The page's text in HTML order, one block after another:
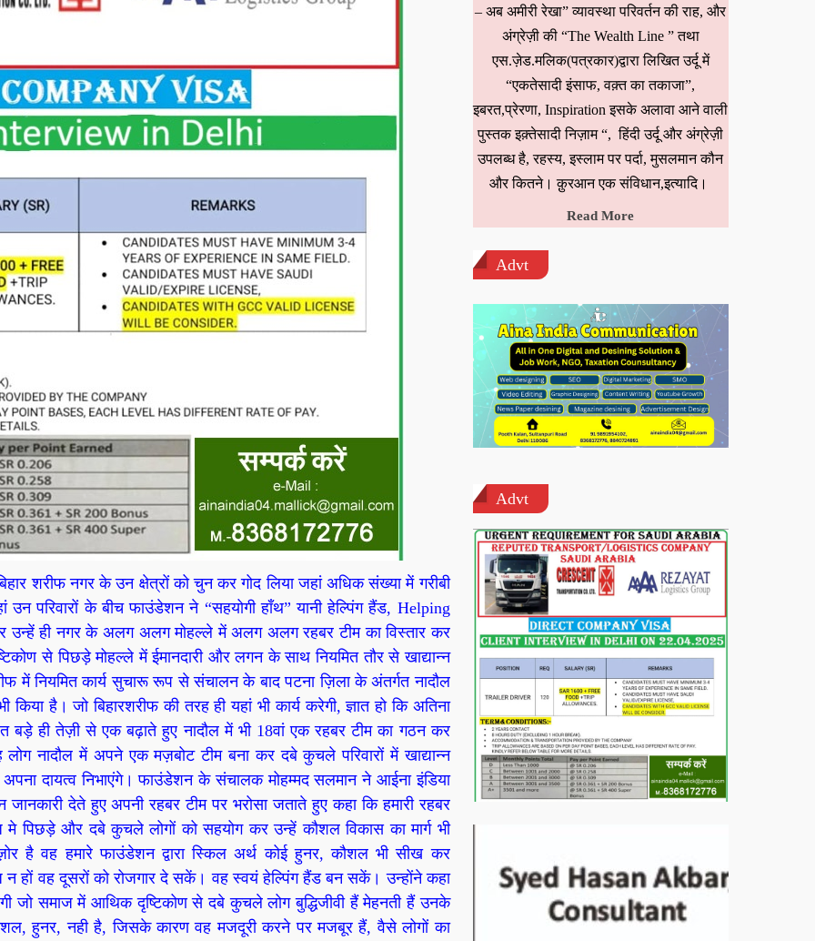
शरीफ नगर के उन क्षेत्रों को चुन कर गोद लिया जहां अधिक संख्या में गरीबी
परिवारों के बीच फाउंडेशन ने “सहयोगी हाँथ” यानी हेल्पिंग हैंड, Helping
उन्हें ही नगर के अलग अलग मोहल्ले में अलग अलग रहबर टीम का विस्तार कर
से पिछड़े मोहल्ले में ईमानदारी और लगन के साथ नियमित तौर से खाद्यान्न
में नियमित कार्य सुचारू रूप से संचालन के बाद पटना ज़िला के अंतर्गत नादौल
है। जो बिहारशरीफ की तरह ही यहां भी कार्य करेगी, ज्ञात हो कि अतिना
बड़े ही तेज़ी से एक बढ़ाते हुए नादौल में भी 18वां एक रहबर टीम का गठन कर
नादौल में अपने एक मज़बोट टीम बना कर दबे कुचले परिवारों में खाद्यान्न
दायत्व निभाएंगे। फाउंडेशन के संचालक मोहम्मद सलमान ने आईना इंडिया
देते हुए अपनी रहबर टीम पर भरोसा जताते हुए कहा कि हमारी रहबर
मे पिछड़े और दबे कुचले लोगों को सहयोग कर उन्हें कौशल विकास का मार्ग भी
है वह हमारे फाउंडेशन द्वारा स्किल अर्थ कोई हुनर, कौशल भी सीख कर
न हों वह दूसरों को रोजगार दे सकें। वह स्वयं हेल्पिंग हैंड बन सकें। उन्होंने कहा
जो समाज में आथिक दृष्टिकोण से दबे कुचले लोग बुद्धिजीवी हैं मेहनती हैं उनके
हुनर, नही है, जिसके कारण वह मजदूरी करने पर मजबूर हैं, वैसे लोगों का
– अब अमीरी रेखा” व्यावस्था परिवर्तन की राह, और
अंग्रेज़ी की “The Wealth Line ” तथा
एस.ज़ेड.मलिक(पत्रकार)द्वारा लिखित उर्दू में
“एकतेसादी इंसाफ, वक़्त का तकाजा”,
इबरत,प्रेरणा, Inspiration इसके अलावा आने वाली
पुस्तक इक़्तेसादी निज़ाम “, हिंदी उर्दू और अंग्रेज़ी
उपलब्ध है, रहस्य, इस्लाम पर पर्दा, मुसलमान कौन
और कितने। क़ुरआन एक संविधान,इत्यादि।
Read More
Advt
Advt